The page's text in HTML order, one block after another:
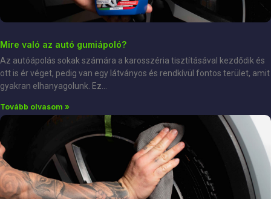
Mire való az autó gumiápoló?
Az autóápolás sokak számára a karosszéria tisztításával kezdődik és
ott is ér véget, pedig van egy látványos és rendkívül fontos terület, amit
gyakran elhanyagolunk. Ez
Tovább olvasom »